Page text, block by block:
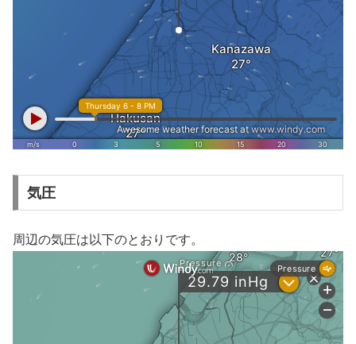
気圧
周辺の気圧は以下のとおりです。